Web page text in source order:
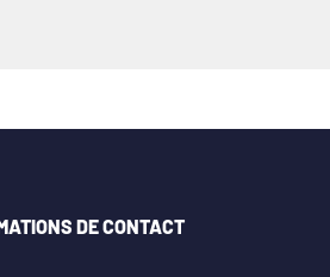
DE CONTACT